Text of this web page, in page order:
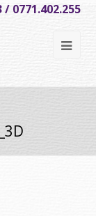
0771.402.255